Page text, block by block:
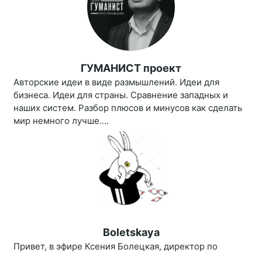
ГУМАНИСТ проект
Авторские идеи в виде размышлений. Идеи для
бизнеса. Идеи для страны. Сравнение западных и
наших систем. Разбор плюсов и минусов как сделать
мир немного лучше....
Boletskaya
Привет, в эфире Ксения Болецкая, директор по